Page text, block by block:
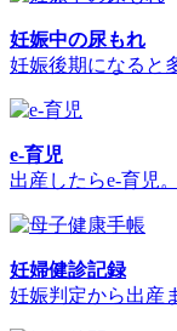
妊娠中の尿もれ
妊娠後期になると
e-育児
出産したらe-育児
妊婦健診記録
妊娠判定から出産